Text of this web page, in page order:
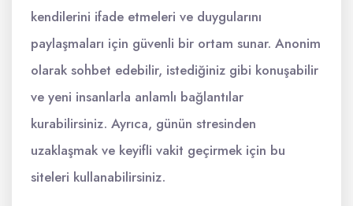
kendilerini ifade etmeleri ve duygularını
paylaşmaları için güvenli bir ortam sunar. Anonim
olarak sohbet edebilir, istediğiniz gibi konuşabilir
ve yeni insanlarla anlamlı bağlantılar
kurabilirsiniz. Ayrıca, günün stresinden
uzaklaşmak ve keyifli vakit geçirmek için bu
siteleri kullanabilirsiniz.